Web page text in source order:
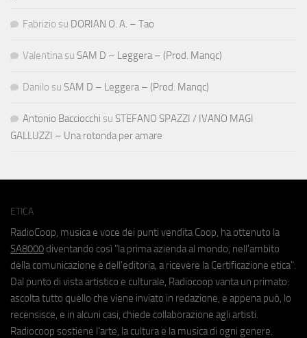
Fabrizio su DORIAN O. A. – Tao
Valentina su SAM D – Leggera – (Prod. Manqc)
Danilo su SAM D – Leggera – (Prod. Manqc)
Antonio Bacciocchi su STEFANO SPAZZI / IVANO MAGI
GALLUZZI – Una rotonda per amare
ETICA
RadioCoop, musica e voce dei punti vendita Coop, ha ottenuto la
SA8000 diventando così "la prima azienda al mondo, nell'ambito
della comunicazione e dell'editoria, a ricevere la Certificazione etica".
Dal punto di vista artistico e culturale, Radiocoop vanta un primato:
ascolta tutto quello che viene inviato in redazione, e appena può, lo
recensisce, e in alcuni casi, chiede collaborazione agli artisti.
Radiocoop sostiene l'arte, la cultura e la musica di ogni genere.